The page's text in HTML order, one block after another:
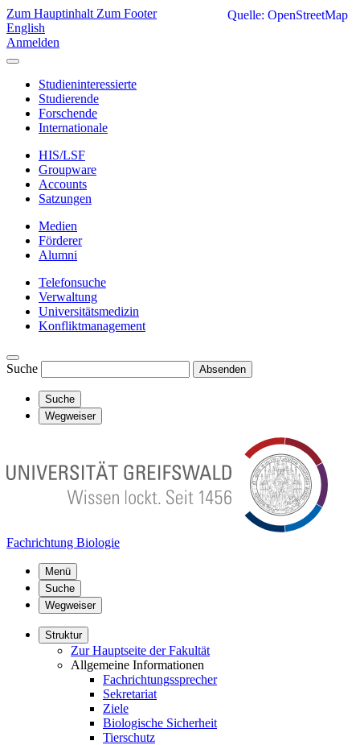
Zum Hauptinhalt Zum Footer
English
Anmelden
Studieninteressierte
Studierende
Forschende
Internationale
HIS/LSF
Groupware
Accounts
Satzungen
Medien
Förderer
Alumni
Telefonsuche
Verwaltung
Universitätsmedizin
Konfliktmanagement
Suche Absenden
Suche
Wegweiser
Fachrichtung Biologie
Menü
Suche
Wegweiser
Struktur
Zur Hauptseite der Fakultät
Allgemeine Informationen
Fachrichtungssprecher
Sekretariat
Ziele
Biologische Sicherheit
Tierschutz
Quelle: OpenStreetMap